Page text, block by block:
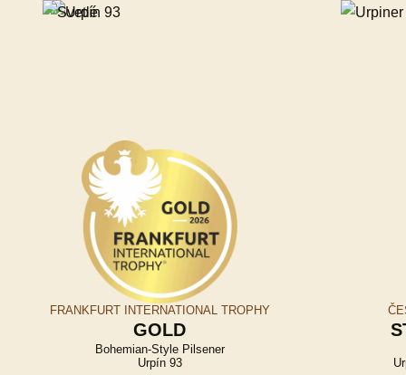
FRANKFURT INTERNATIONAL TROPHY
GOLD
Bohemian-Style Pilsener
Urpín 93